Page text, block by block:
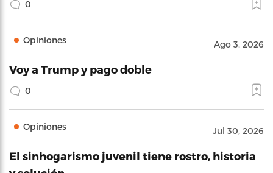
0
Opiniones Ago 3, 2026
Voy a Trump y pago doble
0
Opiniones Jul 30, 2026
El sinhogarismo juvenil tiene rostro, historia